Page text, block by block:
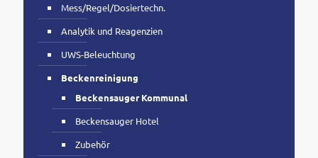
Mess/Regel/Dosiertechn.
Analytik und Reagenzien
UWS-Beleuchtung
Beckenreinigung
Beckensauger Kommunal
Beckensauger Hotel
Zubehör